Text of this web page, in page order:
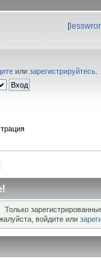
[
или зарегистрируйтесь
Только
войдите или